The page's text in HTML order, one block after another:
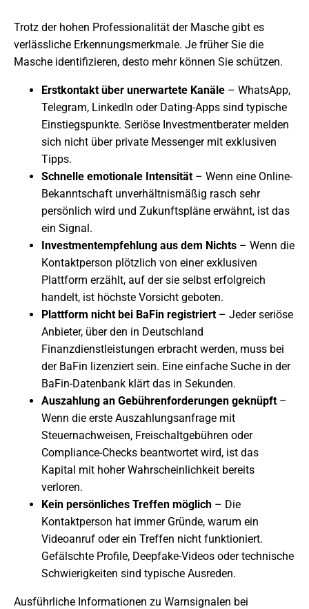
Trotz der hohen Professionalität der Masche gibt es
verlässliche Erkennungsmerkmale. Je früher Sie die
Masche identifizieren, desto mehr können Sie schützen.
Erstkontakt über unerwartete Kanäle – WhatsApp,
Telegram, LinkedIn oder Dating-Apps sind typische
Einstiegspunkte. Seriöse Investmentberater melden
sich nicht über private Messenger mit exklusiven
Tipps.
Schnelle emotionale Intensität – Wenn eine Online-
Bekanntschaft unverhältnismäßig rasch sehr
persönlich wird und Zukunftspläne erwähnt, ist das
ein Signal.
Investmentempfehlung aus dem Nichts – Wenn die
Kontaktperson plötzlich von einer exklusiven
Plattform erzählt, auf der sie selbst erfolgreich
handelt, ist höchste Vorsicht geboten.
Plattform nicht bei BaFin registriert – Jeder seriöse
Anbieter, über den in Deutschland
Finanzdienstleistungen erbracht werden, muss bei
der BaFin lizenziert sein. Eine einfache Suche in der
BaFin-Datenbank klärt das in Sekunden.
Auszahlung an Gebührenforderungen geknüpft –
Wenn die erste Auszahlungsanfrage mit
Steuernachweisen, Freischaltgebühren oder
Compliance-Checks beantwortet wird, ist das
Kapital mit hoher Wahrscheinlichkeit bereits
verloren.
Kein persönliches Treffen möglich – Die
Kontaktperson hat immer Gründe, warum ein
Videoanruf oder ein Treffen nicht funktioniert.
Gefälschte Profile, Deepfake-Videos oder technische
Schwierigkeiten sind typische Ausreden.
Ausführliche Informationen zu Warnsignalen bei